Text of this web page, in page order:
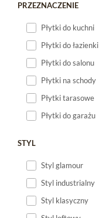
PRZEZNACZENIE
Płytki do kuchni
Płytki do łazienki
Płytki do salonu
Płytki na schody
Płytki tarasowe
Płytki do garażu
STYL
Styl glamour
Styl industrialny
Styl klasyczny